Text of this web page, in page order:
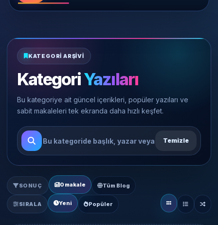
KATEGORI ARŞIVI
KategoriYazıları
Bu kategoriye ait güncel içerikleri, popüler yazıları ve
sabit makaleleri tek ekranda daha hızlı keşfet.
Temizle
SONUÇ 0 makale Tüm Blog
SIRALA Yeni Popüler